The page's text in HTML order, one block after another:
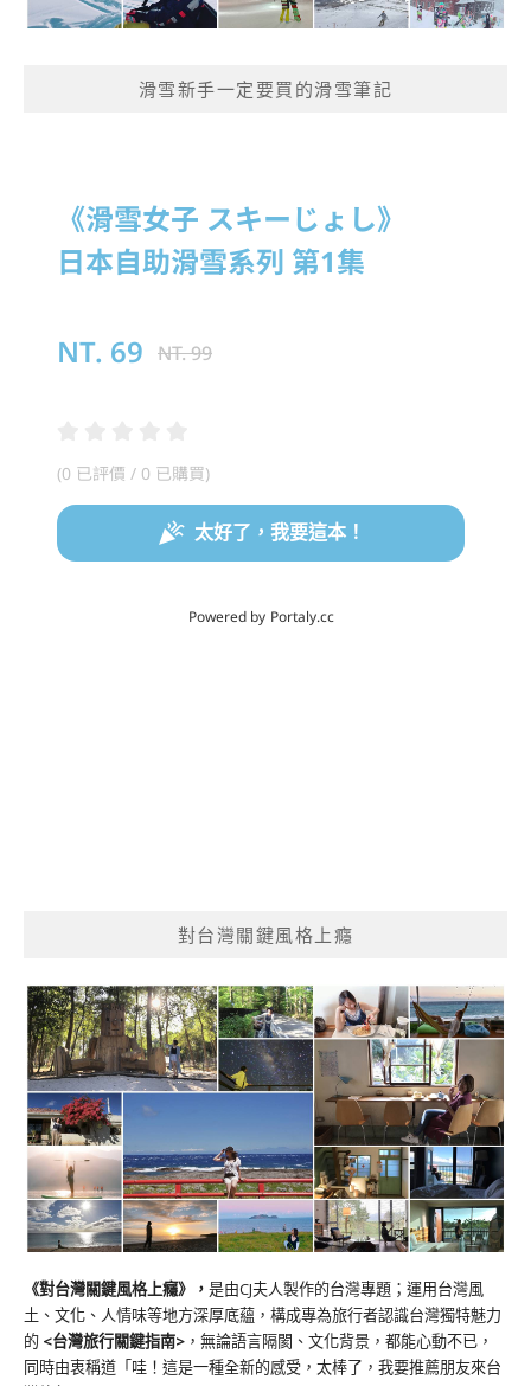
滑雪新手一定要買的滑雪筆記
對台灣關鍵風格上癮
《對台灣關鍵風格上癮》 ， 是由CJ夫人製作的台灣專題；運用台灣風
土、文化、人情味等地方深厚底蘊，構成專為旅行者認識台灣獨特魅力
的 <台灣旅行關鍵指南> ，無論語言隔閡、文化背景，都能心動不已，
同時由衷稱道「哇！這是一種全新的感受，太棒了，我要推薦朋友來台